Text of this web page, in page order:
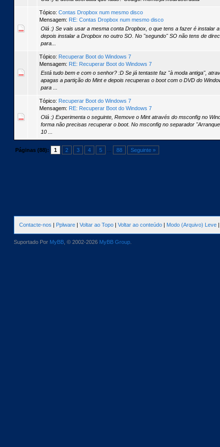
Tópico: Contas Dropbox num mesmo disco
Mensagem: RE: Contas Dropbox num mesmo disco
Olá :) Se vais usar a mesma conta Dropbox, o que tens a fazer é instalar
depois instalar a Dropbox no outro SO. No "segundo" SO não tens de
para...
Tópico: Recuperar Boot do Windows 7
Mensagem: RE: Recuperar Boot do Windows 7
Está tudo bem e com o senhor? :D Se já tentaste faz "à moda antiga",
apagas a partição do Mint e depois recuperas o boot com o DVD do
para ...
Tópico: Recuperar Boot do Windows 7
Mensagem: RE: Recuperar Boot do Windows 7
Olá :) Experimenta o seguinte, Remove o Mint através do msconfig no
forma não precisas recuperar o boot. No msconfig no separador
10 ...
Páginas (88): 1 2 3 4 5 88 Seguinte »
Contacte-nos | Pplware | Voltar ao Topo | Voltar ao conteúdo | Modo (Arquivo) Leve
Suportado Por MyBB , © 2002-2026 MyBB Group